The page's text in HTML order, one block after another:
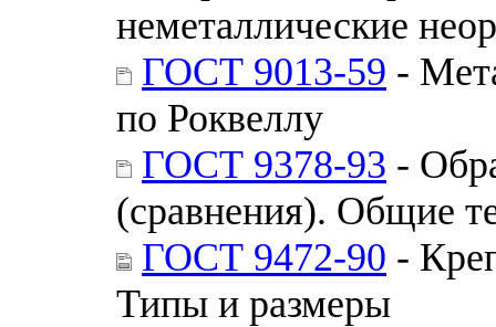
неметаллические
ГОСТ 9013-59 -
по Роквеллу
ГОСТ 9378-93 -
(сравнения). Общие
ГОСТ 9472-90 -
Типы и размеры